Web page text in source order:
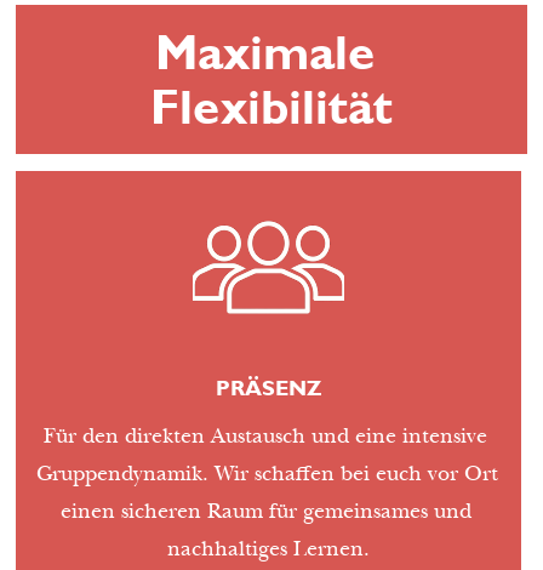
Maximale
Flexibilität
PRÄSENZ
Für den direkten Austausch und eine intensive
Gruppendynamik. Wir schaffen bei euch vor Ort
einen sicheren Raum für gemeinsames und
nachhaltiges Lernen.